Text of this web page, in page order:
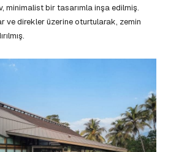
minimalist bir tasarımla inşa edilmiş.
ve direkler üzerine oturtularak, zemin